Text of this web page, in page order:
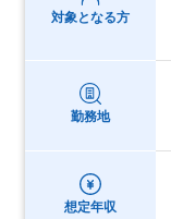
対象となる方
勤務地
想定年収